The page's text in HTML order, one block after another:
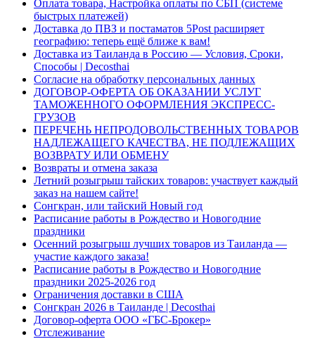
Оплата товара, Настройка оплаты по СБП (системе
быстрых платежей)
Доставка до ПВЗ и постаматов 5Post расширяет
географию: теперь ещё ближе к вам!
Доставка из Таиланда в Россию — Условия, Сроки,
Способы | Decosthai
Согласие на обработку персональных данных
ДОГОВОР-ОФЕРТА ОБ ОКАЗАНИИ УСЛУГ
ТАМОЖЕННОГО ОФОРМЛЕНИЯ ЭКСПРЕСС-
ГРУЗОВ
ПЕРЕЧЕНЬ НЕПРОДОВОЛЬСТВЕННЫХ ТОВАРОВ
НАДЛЕЖАЩЕГО КАЧЕСТВА, НЕ ПОДЛЕЖАЩИХ
ВОЗВРАТУ ИЛИ ОБМЕНУ
Возвраты и отмена заказа
Летний розыгрыш тайских товаров: участвует каждый
заказ на нашем сайте!
Сонгкран, или тайский Новый год
Расписание работы в Рождество и Новогодние
праздники
Осенний розыгрыш лучших товаров из Таиланда —
участие каждого заказа!
Расписание работы в Рождество и Новогодние
праздники 2025-2026 год
Ограничения доставки в США
Сонгкран 2026 в Таиланде | Decosthai
Договор-оферта ООО «ГБС-Брокер»
Отслеживание